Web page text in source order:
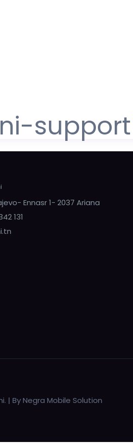
Ennasr 1- 2037 Ariana
131
| By Negra Mobile Solution